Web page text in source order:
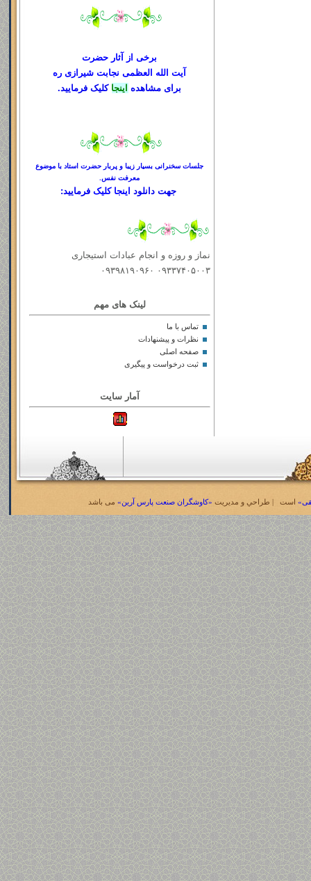
برخی از آثار حضرت
آیت الله العظمی نجابت شیرازی ره
برای مشاهده اینجا کلیک فرمایید.
جلسات سخنرانی بسیار زیبا و پربار حضرت استاد با موضوع
معرفت نفس.
جهت دانلود اینجا کلیک فرمایید:
نماز و روزه و انجام عبادات استیجاری
۰۹۳۳۷۴۰۵۰۰۳ ۰۹۳۹۸۱۹۰۹۶۰
لینک های مهم
تماس با ما
نظرات و پیشنهادات
صفحه اصلی
ثبت درخواست و پیگیری
آمار سایت
است | طراحي و مديريت «کاوشگران صنعت پارس آرین» می باشد